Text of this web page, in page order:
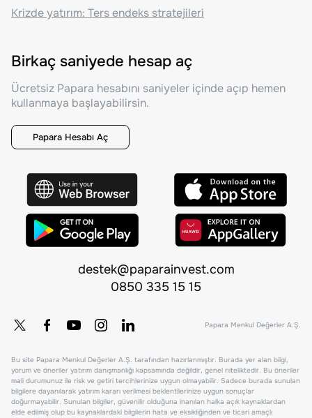
Krizde yatırım: Ters endeks stratejileri
Birkaç saniyede hesap aç
Ücretsiz Papara hesabını saniyeler içinde açıp hemen
kullanmaya başlayabilirsin.
Papara Hesabı Aç
destek@paparainvest.com
0850 335 15 15
Papara Menkul Değerler A.Ş.
Bu site Papara Menkul Değerler A.Ş. tarafından hazırlanmıştır. Burada yer alan bilgi,
yorum ve öneriler yatırım danışmanlığı kapsamında değildir, genel niteliktedir. Bu öneriler
mali durumunuz ile risk ve getiri tercihlerinize uygun olmayabilir. Sadece burada sunulan
bilgilere dayanılarak yatırım kararı verilmesi beklentilerinize uygun sonuçlar
doğurmayabilir. Sunulan bilgiler, güvenilir olduğuna inanılan halka açık kaynaklardan
elde edilmiş olup bu kaynaklardaki bilgilerin hata ve eksikliğinden ve ticari amaçlı